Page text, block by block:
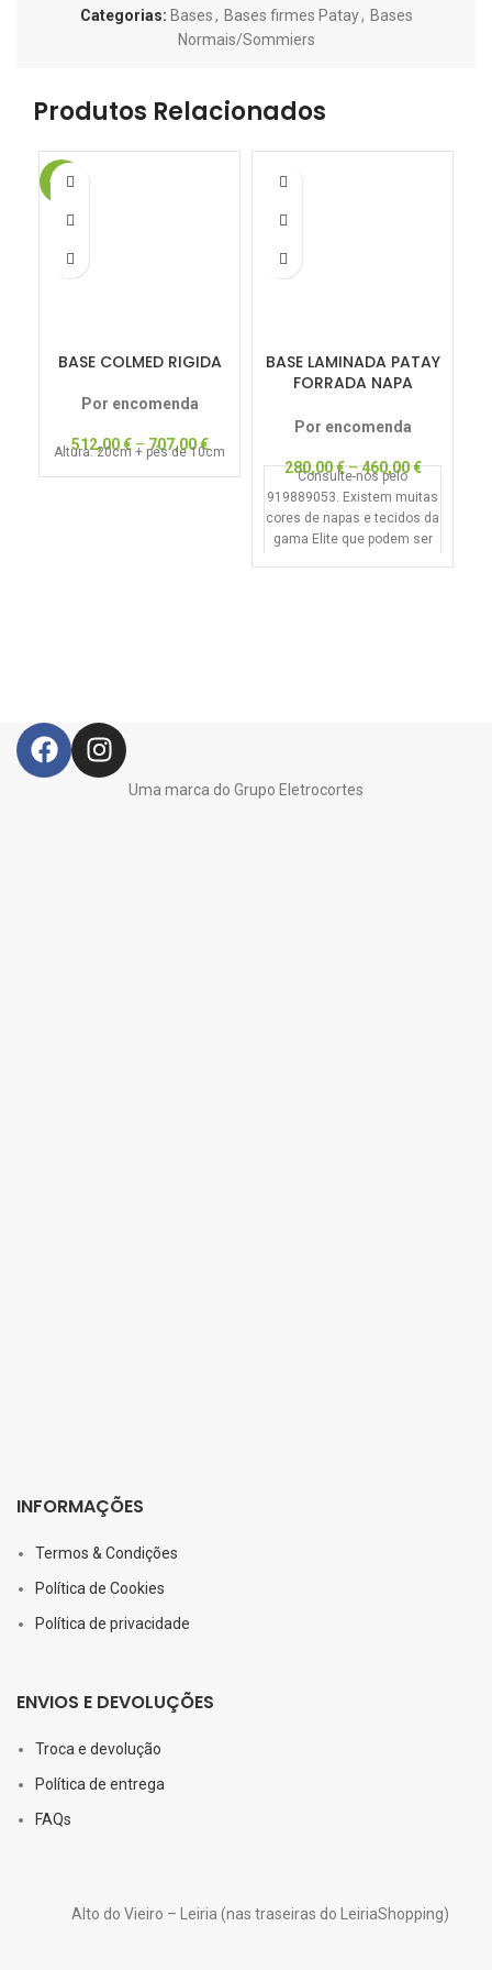
Categorias: Bases, Bases firmes Patay, Bases
Normais/Sommiers
Produtos Relacionados
-20%
BASE COLMED RIGIDA
Por encomenda
512,00€–707,00€
Altura: 20cm + pés de 10cm
BASE LAMINADA PATAY
FORRADA NAPA
Por encomenda
280,00€–460,00€
Consulte-nos pelo
919889053. Existem muitas
cores de napas e tecidos da
gama Elite que podem ser
Uma marca do Grupo Eletrocortes
INFORMAÇÕES
Termos & Condições
Política de Cookies
Política de privacidade
ENVIOS E DEVOLUÇÕES
Troca e devolução
Política de entrega
FAQs
Alto do Vieiro – Leiria (nas traseiras do LeiriaShopping)